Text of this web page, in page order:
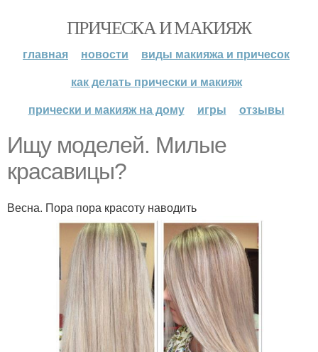
ПРИЧЕСКА И МАКИЯЖ
главная новости
виды макияжа и причесок
как делать прически и макияж
прически и макияж на дому
игры отзывы
Ищу моделей. Милые
красавицы?
Весна. Пора пора красоту наводить